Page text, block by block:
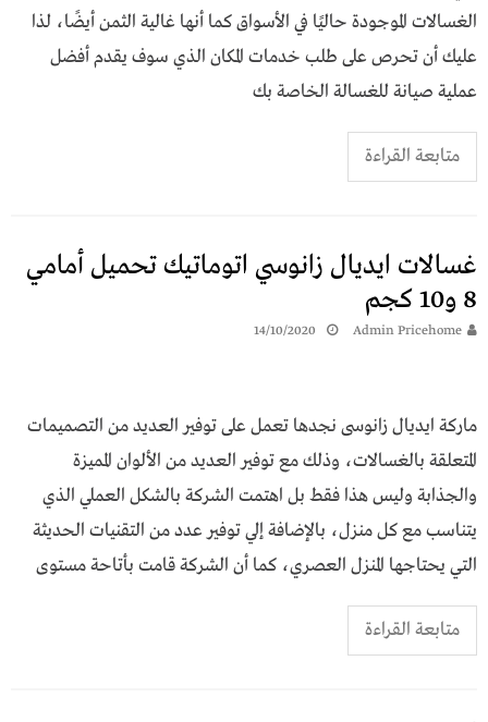
الغسالات الموجودة حاليًا في الأسواق كما أنها غالية الثمن أيضًا، لذا
عليك أن تحرص على طلب خدمات المكان الذي سوف يقدم أفضل
عملية صيانة للغسالة الخاصة بك
متابعة القراءة
غسالات ايديال زانوسي اتوماتيك تحميل أمامي
8 و10 كجم
Admin Pricehome
14/10/2020
ماركة ايديال زانوسى نجدها تعمل على توفير العديد من التصميمات
المتعلقة بالغسالات، وذلك مع توفير العديد من الألوان المميزة
والجذابة وليس هذا فقط بل اهتمت الشركة بالشكل العملي الذي
يتناسب مع كل منزل، بالإضافة إلي توفير عدد من التقنيات الحديثة
التي يحتاجها المنزل العصري، كما أن الشركة قامت بأتاحة مستوى
متابعة القراءة